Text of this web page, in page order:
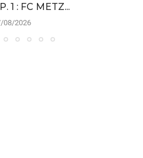
1 : FC METZ...
08/2026